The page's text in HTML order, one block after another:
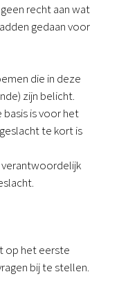
recht aan wat
gedaan voor
die in deze
zijn belicht.
basis is voor het
te kort is
verantwoordelijk
op het eerste
bij te stellen.